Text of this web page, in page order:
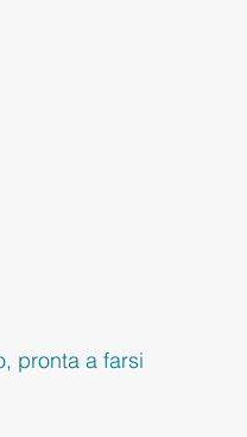
pronta a farsi